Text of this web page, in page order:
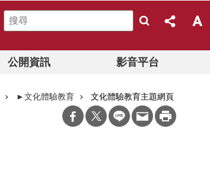
公開資訊 影音平台
►文化體驗教育 文化體驗教育主題網頁